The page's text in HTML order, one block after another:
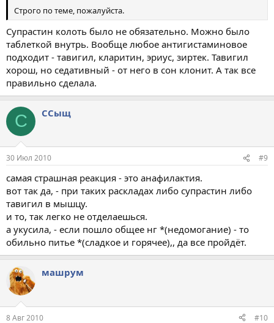
Строго по теме, пожалуйста.
Супрастин колоть было не обязательно. Можно было
таблеткой внутрь. Вообще любое антигистаминовое
подходит - тавигил, кларитин, эриус, зиртек. Тавигил
хорош, но седативный - от него в сон клонит. А так все
правильно сделала.
С ССыщ
30 Июл 2010 #9
самая страшная реакция - это анафилактия.
вот так да, - при таких раскладах либо супрастин либо
тавигил в мышцу.
и то, так легко не отделаешься.
а укусила, - если пошло общее нг *(недомогание) - то
обильно питье *(сладкое и горячее),, да все пройдёт.
машрум
8 Авг 2010 #10